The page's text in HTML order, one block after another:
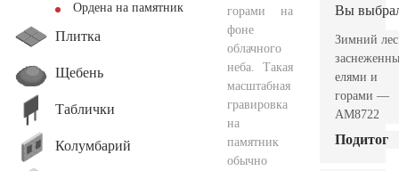
Ордена на памятник
Плитка
Щебень
Таблички
Колумбарий
горами на
фоне
облачного
неба. Такая
масштабная
гравировка
на
памятник
обычно
Вы
Зимний
елями и
горами —
AM8722
Подитог